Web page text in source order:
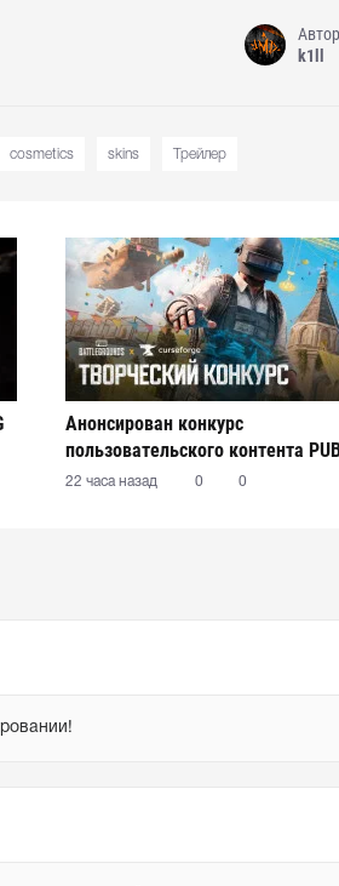
Автор
k1ll
cosmetics skins Трейлер
Анонсирован конкурс
пользовательского контента
22 часа назад 0 0